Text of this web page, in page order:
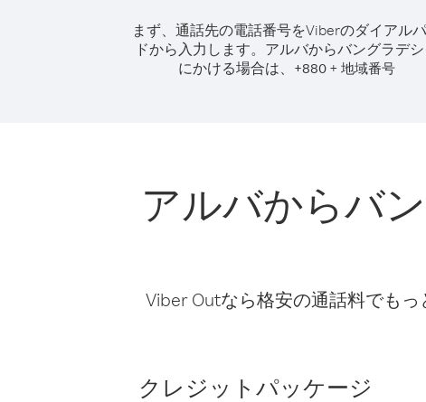
まず、通話先の電話番号をViberのダイアル
ドから入力します。 アルバからバングラデシ
にかける場合は、 +880 + 地域番号
アルバからバ
Viber Outなら格安の通話料でも
クレジットパッケージ